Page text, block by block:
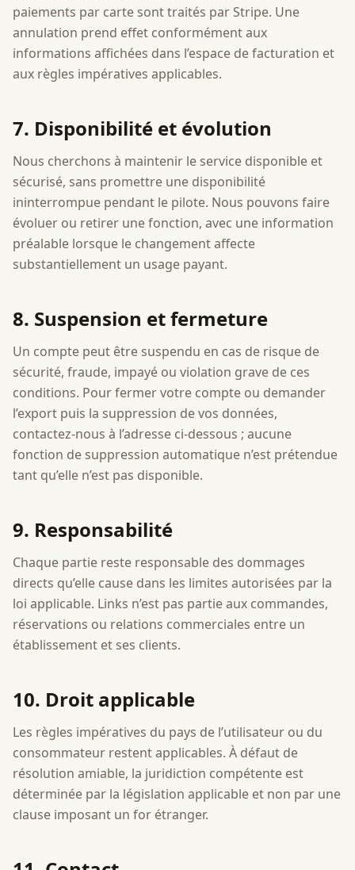
paiements par carte sont traités par Stripe. Une
annulation prend effet conformément aux
informations affichées dans l’espace de facturation et
aux règles impératives applicables.
7. Disponibilité et évolution
Nous cherchons à maintenir le service disponible et
sécurisé, sans promettre une disponibilité
ininterrompue pendant le pilote. Nous pouvons faire
évoluer ou retirer une fonction, avec une information
préalable lorsque le changement affecte
substantiellement un usage payant.
8. Suspension et fermeture
Un compte peut être suspendu en cas de risque de
sécurité, fraude, impayé ou violation grave de ces
conditions. Pour fermer votre compte ou demander
l’export puis la suppression de vos données,
contactez-nous à l’adresse ci-dessous ; aucune
fonction de suppression automatique n’est prétendue
tant qu’elle n’est pas disponible.
9. Responsabilité
Chaque partie reste responsable des dommages
directs qu’elle cause dans les limites autorisées par la
loi applicable. Links n’est pas partie aux commandes,
réservations ou relations commerciales entre un
établissement et ses clients.
10. Droit applicable
Les règles impératives du pays de l’utilisateur ou du
consommateur restent applicables. À défaut de
résolution amiable, la juridiction compétente est
déterminée par la législation applicable et non par une
clause imposant un for étranger.